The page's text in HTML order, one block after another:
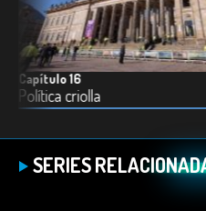
Capítulo 16
Política criolla
SERIES